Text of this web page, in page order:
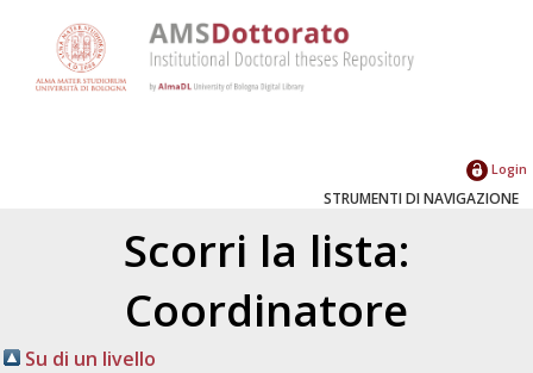
Login
STRUMENTI DI NAVIGAZIONE
Scorri la lista:
Coordinatore
Su di un livello